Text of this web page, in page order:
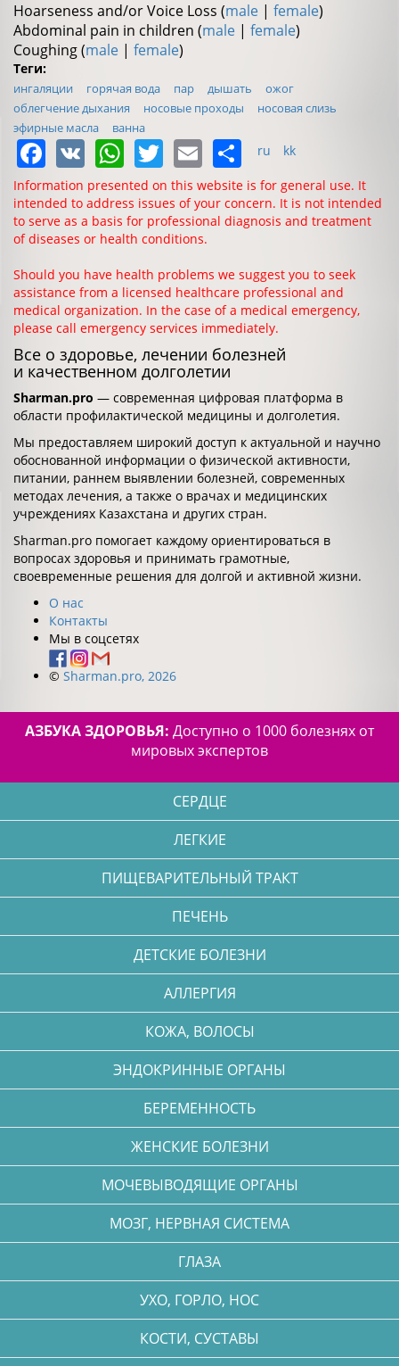
Hoarseness and/or Voice Loss (male | female)
Abdominal pain in children (male | female)
Coughing (male | female)
Теги:
ингаляции горячая вода пар дышать
ожог
облегчение дыхания
носовые проходы
носовая слизь
эфирные масла
ванна
Facebook
VK WhatsApp
TwitterEmailShare
ru kk
Information presented on this website is for general use. It
intended to address issues of your concern. It is not intended
to serve as a basis for professional diagnosis and treatment
of diseases or health conditions.
Should you have health problems we suggest you to seek
assistance from a licensed healthcare professional and
medical organization. In the case of a medical emergency,
please call emergency services immediately.
Все о здоровье, лечении болезней
и качественном долголетии
Sharman.pro — современная цифровая платформа в
области профилактической медицины и долголетия.
Мы предоставляем широкий доступ к актуальной и научно
обоснованной информации о физической активности,
питании, раннем выявлении болезней, современных
методах лечения, а также о врачах и медицинских
учреждениях Казахстана и других стран.
Sharman.pro помогает каждому ориентироваться в
вопросах здоровья и принимать грамотные,
своевременные решения для долгой и активной жизни.
О нас
Контакты
Мы в соцсетях
© Sharman.pro, 2026
АЗБУКА ЗДОРОВЬЯ: Доступно о 1000 болезнях от
мировых экспертов
СЕРДЦЕ
ЛЕГКИЕ
ПИЩЕВАРИТЕЛЬНЫЙ ТРАКТ
ПЕЧЕНЬ
ДЕТСКИЕ БОЛЕЗНИ
АЛЛЕРГИЯ
КОЖА, ВОЛОСЫ
ЭНДОКРИННЫЕ ОРГАНЫ
БЕРЕМЕННОСТЬ
ЖЕНСКИЕ БОЛЕЗНИ
МОЧЕВЫВОДЯЩИЕ ОРГАНЫ
МОЗГ, НЕРВНАЯ СИСТЕМА
ГЛАЗА
УХО, ГОРЛО, НОС
КОСТИ, СУСТАВЫ